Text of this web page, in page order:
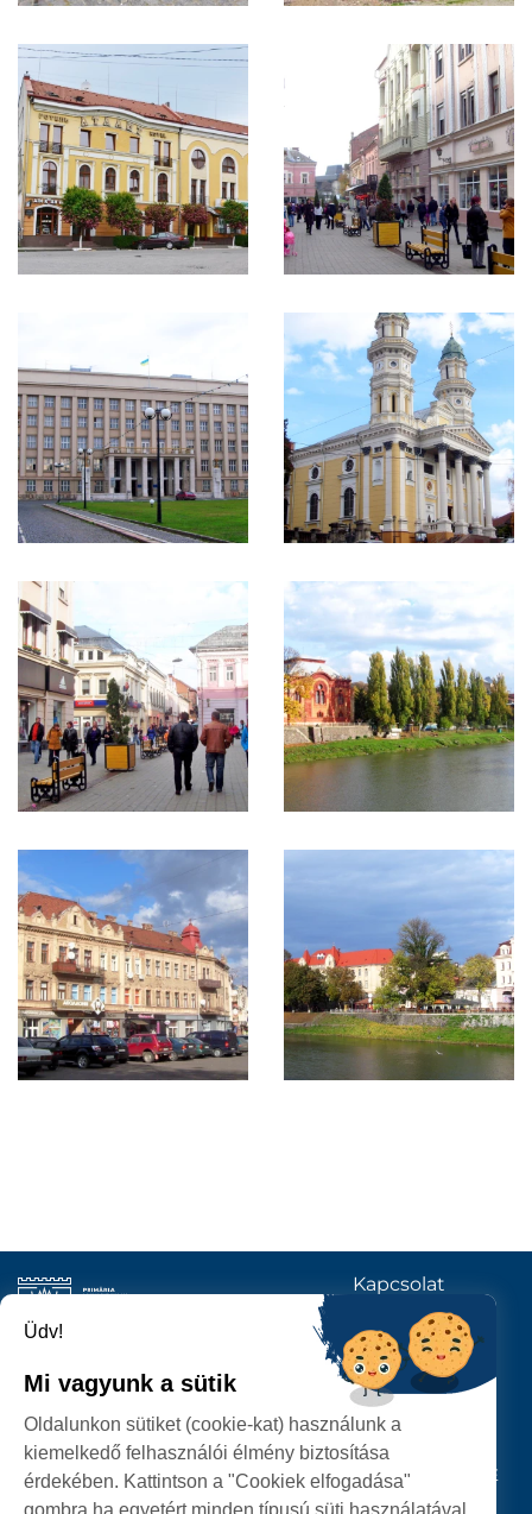
SZATMÁRNÉMETI
POLGÁRMESTERI HIVATAL
P-ȚA 25 OCTOMBRIE, NR. 1 CORP M, 440026 SATU MARE
Kapcsolat
KÖVESSENEK
Üdv!
Mi vagyunk a sütik
Oldalunkon sütiket (cookie-kat) használunk a
kiemelkedő felhasználói élmény biztosítása
érdekében. Kattintson a "Cookiek elfogadása"
gombra ha egyetért minden típusú süti használatával